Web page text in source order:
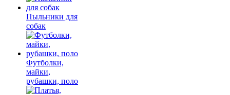
Пыльники для
собак
Футболки,
майки,
рубашки, поло